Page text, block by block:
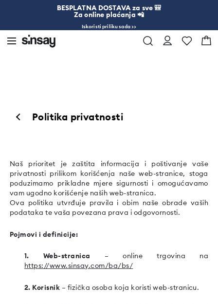
BESPLATNA DOSTAVA za sve 🎒
Za online plaćanja 📲
Iskoristi priliku sada >>
Politika privatnosti
Naš prioritet je zaštita informacija i poštivanje vaše
privatnosti prilikom korišćenja naše web-stranice, stoga
poduzimamo prikladne mjere sigurnosti i omogućavamo
vam ugodno korišćenje naših web-stranica.
Ova politika utvrđuje pravila i obim naše obrade vaših
podataka te vaša povezana prava i odgovornosti.
Pojmovi i definicije:
1. Web-stranica
– online trgovina na
https://www.sinsay.com/ba/bs/
2. Korisnik – fizička osoba koja koristi web-stranicu.